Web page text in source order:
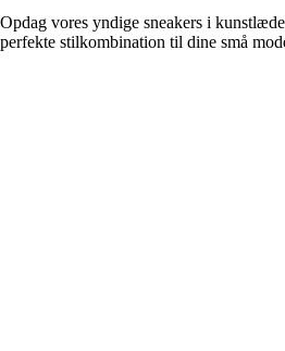
Opdag vores yndige sneakers i
perfekte stilkombination til dine små